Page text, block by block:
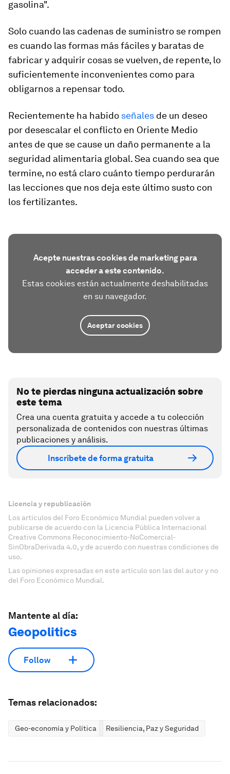
gasolina".
Solo cuando las cadenas de suministro se rompen
es cuando las formas más fáciles y baratas de
fabricar y adquirir cosas se vuelven, de repente, lo
suficientemente inconvenientes como para
obligarnos a repensar todo.
Recientemente ha habido señales de un deseo
por desescalar el conflicto en Oriente Medio
antes de que se cause un daño permanente a la
seguridad alimentaria global. Sea cuando sea que
termine, no está claro cuánto tiempo perdurarán
las lecciones que nos deja este último susto con
los fertilizantes.
Acepte nuestras cookies de marketing para
acceder a este contenido.
Estas cookies están actualmente deshabilitadas
en su navegador.
Aceptar cookies
No te pierdas ninguna actualización sobre
este tema
Crea una cuenta gratuita y accede a tu colección
personalizada de contenidos con nuestras últimas
publicaciones y análisis.
Inscríbete de forma gratuita
Licencia y republicación
Los artículos del Foro Económico Mundial pueden volver a
publicarse de acuerdo con la Licencia Pública Internacional
Creative Commons Reconocimiento-NoComercial-
SinObraDerivada 4.0, y de acuerdo con nuestras condiciones de
uso.
Las opiniones expresadas en este artículo son las del autor y no
del Foro Económico Mundial.
Mantente al día:
Geopolitics
Follow
Temas relacionados:
Geo-economía y Política Resiliencia, Paz y Seguridad